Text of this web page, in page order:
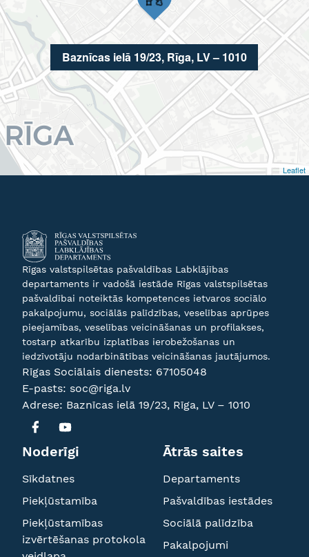
Baznīcas ielā 19/23, Rīga, LV – 1010
Leaflet
Rīgas valstspilsētas pašvaldības Labklājības
departaments ir vadošā iestāde Rīgas valstspilsētas
pašvaldībai noteiktās kompetences ietvaros sociālo
pakalpojumu, sociālās palīdzības, veselības aprūpes
pieejamības, veselības veicināšanas un profilakses,
tostarp atkarību izplatības ierobežošanas un
iedzīvotāju nodarbinātības veicināšanas jautājumos.
Rīgas Sociālais dienests: 67105048
E-pasts: soc@riga.lv
Adrese: Baznīcas ielā 19/23, Rīga, LV – 1010
Noderīgi
Sīkdatnes
Piekļūstamība
Piekļūstamības
izvērtēšanas protokola
Ātrās saites
Departaments
Pašvaldības iestādes
Sociālā palīdzība
Pakalpojumi